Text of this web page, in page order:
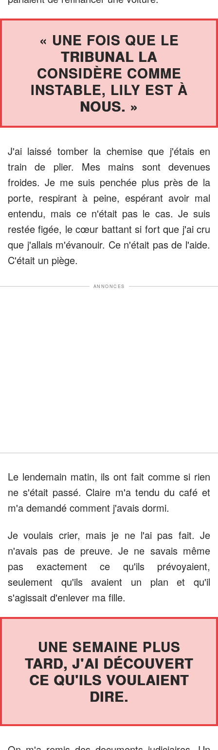
« UNE FOIS QUE LE
TRIBUNAL LA
CONSIDÈRE COMME
INSTABLE, LILY EST À
NOUS. »
J'ai laissé tomber la chemise que j'étais en
train de plier. Mes mains sont devenues
froides. Je me suis penchée plus près de la
porte, respirant à peine, espérant avoir mal
entendu, mais ce n'était pas le cas. Je suis
restée figée, le cœur battant si fort que j'ai cru
que j'allais m'évanouir. Ce n'était pas de l'aide.
C'était un piège.
ANNONCES
Le lendemain matin, ils ont fait comme si rien
ne s'était passé. Claire m'a tendu du café et
m'a demandé comment j'avais dormi.
Je voulais crier, mais je ne l'ai pas fait. Je
n'avais pas de preuve. Je ne savais même
pas exactement ce qu'ils prévoyaient,
seulement qu'ils avaient un plan et qu'il
s'agissait d'enlever ma fille.
UNE SEMAINE PLUS
TARD, J'AI DÉCOUVERT
CE QU'ILS VOULAIENT
DIRE.